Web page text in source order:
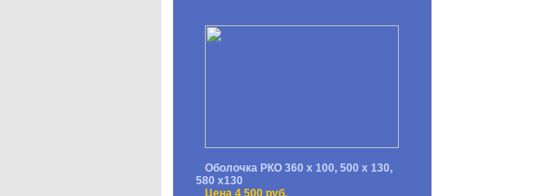
Оболочка РКО 360 х 100, 500 х 130,
580 х130
Цена 4 500 руб.